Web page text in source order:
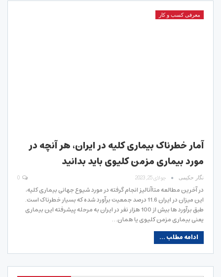
معرفی کسب و کار
آمار خطرناک بیماری کلیه در ایران، هر آنچه در
مورد بیماری مزمن کلیوی باید بدانید
نگار حکیمی جولای 25, 2023
در آخرین مطالعه متاآنالیز انجام گرفته در مورد شیوع جهانی بیماری کلیه،
این میزان در ایران 11.6 درصد جمعیت برآورد شده که بسیار خطرناک است.
طبق برآورد ها بیش از 100 هزار نفر در ایران به مرحله پیشرفته این بیماری
یعنی بیماری مزمن کلیوی یا همان…
ادامه مطلب ...